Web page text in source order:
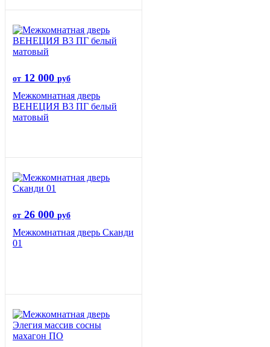
от 12 000 руб
Межкомнатная дверь
ВЕНЕЦИЯ B3 ПГ белый
матовый
от 26 000 руб
Межкомнатная дверь Сканди
01